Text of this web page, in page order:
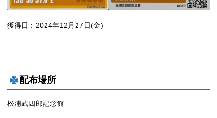
獲得日：2024年12月27日(金)
配布場所
松浦武四郎記念館